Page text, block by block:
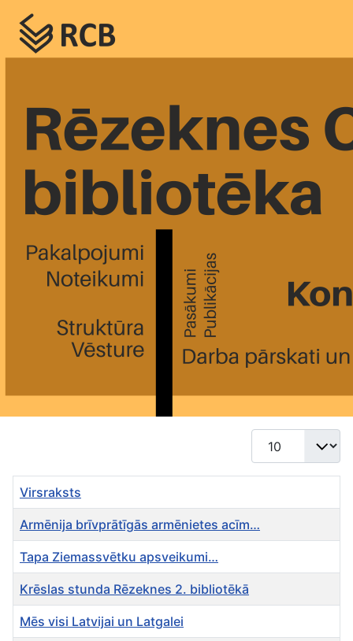
Rādīt #
Virsraksts
Armēnija brīvprātīgās armēnietes acīm…
Tapa Ziemassvētku apsveikumi…
Krēslas stunda Rēzeknes 2. bibliotēkā
Mēs visi Latvijai un Latgalei